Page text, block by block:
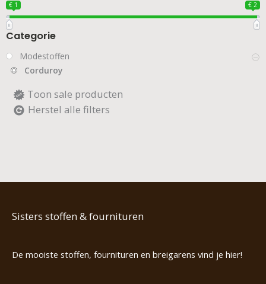
€ 1 € 2
Categorie
Modestoffen
Corduroy
Toon sale producten
Herstel alle filters
Sisters stoffen & fournituren
De mooiste stoffen, fournituren en breigarens vind je hier!